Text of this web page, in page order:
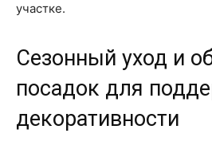
участке.
Сезонный уход и
посадок для
декоративности